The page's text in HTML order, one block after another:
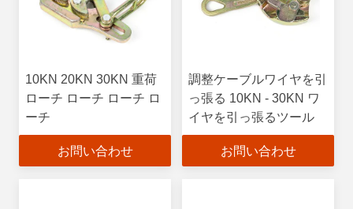
10KN 20KN 30KN 重荷
ローチ ローチ ローチ ロ
ーチ
お問い合わせ
調整ケーブルワイヤを引
っ張る 10KN - 30KN ワ
イヤを引っ張るツール
お問い合わせ